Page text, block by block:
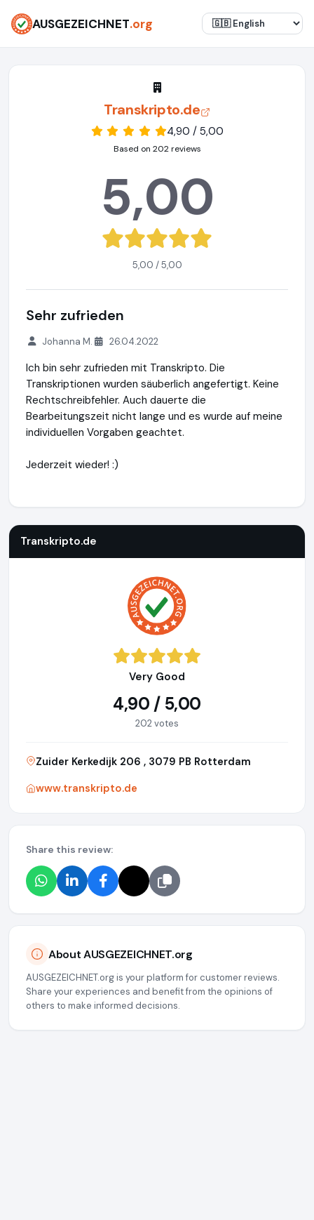
AUSGEZEICHNET.org
Transkripto.de
4,90 / 5,00
Based on 202 reviews
5,00
5,00 / 5,00
Sehr zufrieden
Johanna M. 26.04.2022
Ich bin sehr zufrieden mit Transkripto. Die
Transkriptionen wurden säuberlich angefertigt. Keine
Rechtschreibfehler. Auch dauerte die
Bearbeitungszeit nicht lange und es wurde auf meine
individuellen Vorgaben geachtet.
Jederzeit wieder! :)
Transkripto.de
Very Good
4,90 / 5,00
202 votes
Zuider Kerkedijk 206 , 3079 PB Rotterdam
www.transkripto.de
Share this review:
About AUSGEZEICHNET.org
AUSGEZEICHNET.org is your platform for customer reviews.
Share your experiences and benefit from the opinions of
others to make informed decisions.